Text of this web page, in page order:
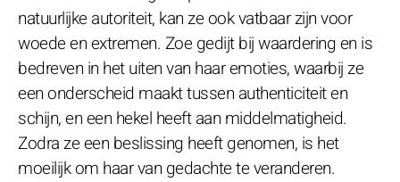
natuurlijke autoriteit, kan ze ook vatbaar zijn voor
woede en extremen. Zoe gedijt bij waardering en is
bedreven in het uiten van haar emoties, waarbij ze
een onderscheid maakt tussen authenticiteit en
schijn, en een hekel heeft aan middelmatigheid.
Zodra ze een beslissing heeft genomen, is het
moeilijk om haar van gedachte te veranderen.